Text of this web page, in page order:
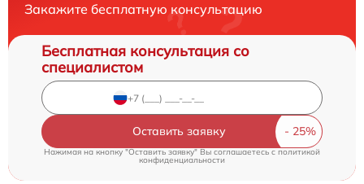
Закажите бесплатную консультацию
Бесплатная консультация со
специалистом
Оставить заявку
Нажимая на кнопку "Оставить заявку" Вы соглашаетесь cполитикой
конфиденциальности